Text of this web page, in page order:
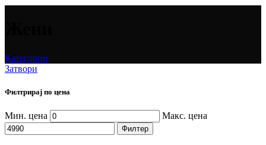
Категории
Затвори
Филтрирај по цена
Мин. цена Макс. цена
Филтер